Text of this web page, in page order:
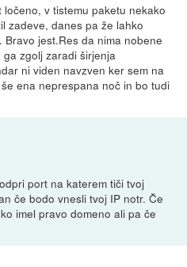
v tistemu paketu nekako
zadeve, danes pa že lahko
jest.Res da nima nobene
zgolj zaradi širjenja
ni viden navzven ker sem na
ena neprespana noč in bo tudi
port na katerem tiči tvoj
če bodo vnesli tvoj IP notr. Če
imel pravo domeno ali pa če